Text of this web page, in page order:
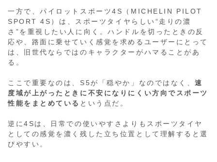
一方で、パイロットスポーツ4S（MICHELIN PILOT
SPORT 4S）は、スポーツタイヤらしい“走りの濃
さ”を重視したい人に向く。ハンドルを切ったときの反
応や、路面に乗せていく感覚を求めるユーザーにとって
は、旧世代ならではのキャラクターがハマることがあ
る。
ここで重要なのは、S5が「穏やか」なのではなく、速
度域が上がったときに不安になりにくい方向でスポーツ
性能をまとめている という点だ。
逆に4Sは、日常での使いやすさよりもスポーツタイヤ
としての感覚を濃く残した立ち位置として理解すると選
びやすい。